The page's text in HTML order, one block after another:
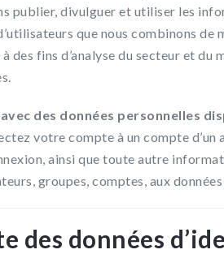
publier, divulguer et utiliser les
que nous combinons
des fins d’analyse du secteur et
des données personnelles
votre compte à un compte
ainsi que toute autre
groupes, comptes, aux
des données